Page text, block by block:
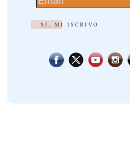
SÌ, MI ISCRIVO